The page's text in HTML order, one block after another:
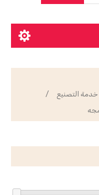
خدمة التصنيع
/